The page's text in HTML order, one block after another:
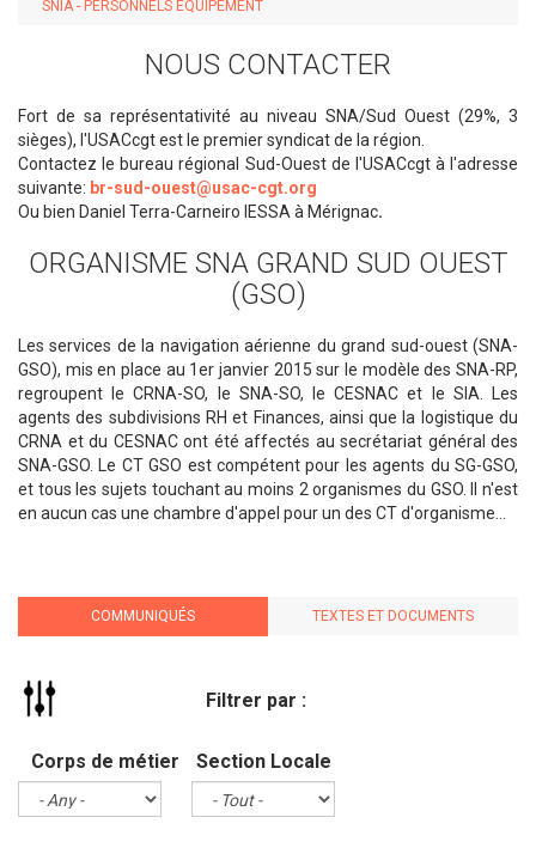
SNIA - PERSONNELS ÉQUIPEMENT
NOUS CONTACTER
Fort de sa représentativité au niveau SNA/Sud Ouest (29%, 3
sièges), l'USACcgt est le premier syndicat de la région.
Contactez le bureau régional Sud-Ouest de l'USACcgt à l'adresse
suivante: br-sud-ouest@usac-cgt.org
Ou bien Daniel Terra-Carneiro IESSA à Mérignac.
ORGANISME SNA GRAND SUD OUEST
(GSO)
Les services de la navigation aérienne du grand sud-ouest (SNA-
GSO), mis en place au 1er janvier 2015 sur le modèle des SNA-RP,
regroupent le CRNA-SO, le SNA-SO, le CESNAC et le SIA. Les
agents des subdivisions RH et Finances, ainsi que la logistique du
CRNA et du CESNAC ont été affectés au secrétariat général des
SNA-GSO. Le CT GSO est compétent pour les agents du SG-GSO,
et tous les sujets touchant au moins 2 organismes du GSO. Il n'est
en aucun cas une chambre d'appel pour un des CT d'organisme...
COMMUNIQUÉS TEXTES ET DOCUMENTS
Filtrer par :
Corps de métier Section Locale